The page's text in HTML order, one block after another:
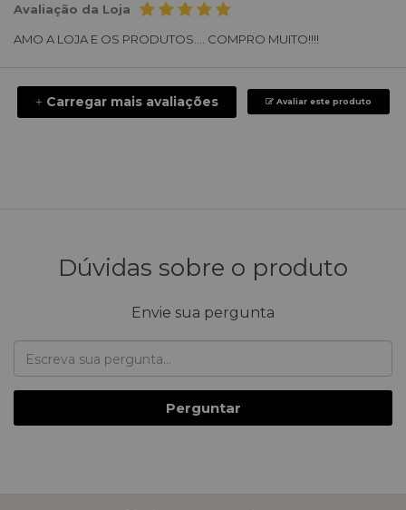
Avaliação da Loja
AMO A LOJA E OS PRODUTOS.... COMPRO MUITO!!!!
+ Carregar mais avaliações Avaliar este produto
Dúvidas sobre o produto
Envie sua pergunta
Perguntar